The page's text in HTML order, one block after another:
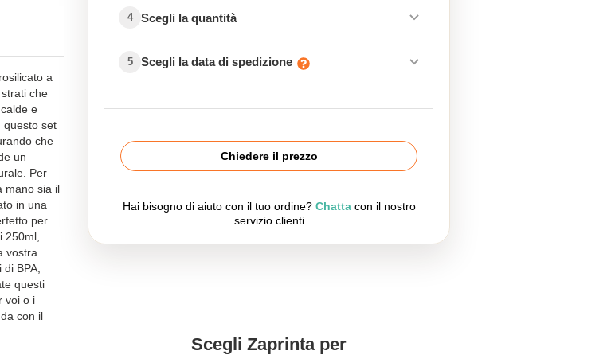
a
che
e
questo set
che
un
Per
mano sia il
in una
per
250ml,
vostra
BPA,
questi
voi o i
con il
4 Scegli la quantità
5 Scegli la data di spedizione
Chiedere il prezzo
Hai bisogno di aiuto con il tuo ordine? Chattacon il nostro
servizio clienti
Scegli Zaprinta per